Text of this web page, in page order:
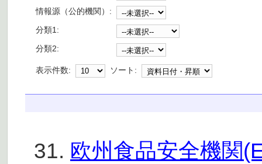
情報源（公的機関）:
分類1:
分類2:
表示件数: ソート:
31. 欧州食品安全機関